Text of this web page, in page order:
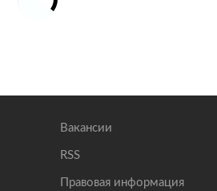
Вакансии
RSS
Правовая информация